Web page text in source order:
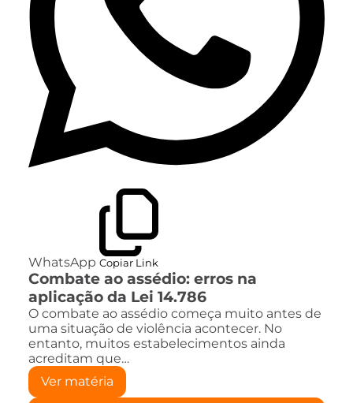
WhatsApp Copiar Link
Combate ao assédio: erros na
aplicação da Lei 14.786
O combate ao assédio começa muito antes de
uma situação de violência acontecer. No
entanto, muitos estabelecimentos ainda
acreditam que…
Ver matéria